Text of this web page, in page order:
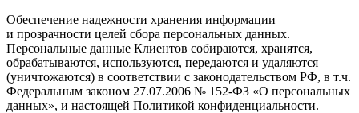
Обеспечение надежности хранения информации
и прозрачности целей сбора персональных данных.
Персональные данные Клиентов собираются, хранятся,
обрабатываются, используются, передаются и удаляются
(уничтожаются) в соответствии с законодательством РФ, в т.ч.
Федеральным законом 27.07.2006 № 152-ФЗ «О персональных
данных», и настоящей Политикой конфиденциальности.